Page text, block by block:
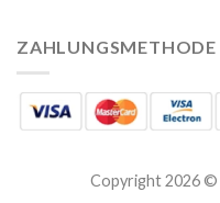
ZAHLUNGSMETHODE
Copyright 2026 ©